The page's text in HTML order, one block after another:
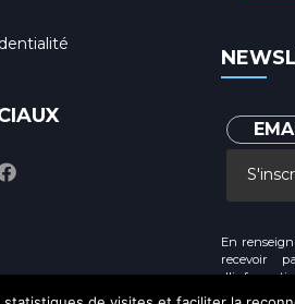
En
recevoir
Politique